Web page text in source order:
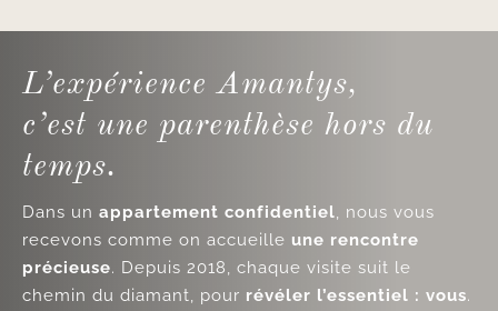
L’expérience Amantys,
c’est une parenthèse hors du
temps.
Dans un appartement confidentiel, nous vous
recevons comme on accueille une rencontre
précieuse. Depuis 2018, chaque visite suit le
chemin du diamant, pour révéler l’essentiel : vous.